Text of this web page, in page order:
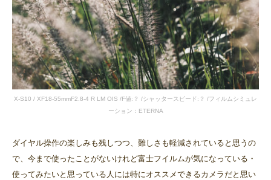
X-S10 / XF18-55mmF2.8-4 R LM OIS /F値:？ /シャッタースピード:？ /フィルムシミュレ
ーション：ETERNA
ダイヤル操作の楽しみも残しつつ、難しさも軽減されていると思うの
で、今まで使ったことがないけれど富士フイルムが気になっている・
使ってみたいと思っている人には特にオススメできるカメラだと思い